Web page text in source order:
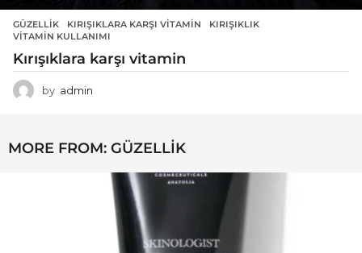
GÜZELLIK KIRIŞIKLARA KARŞI VITAMIN ,KIRIŞIKLIK
VITAMIN KULLANIMI
Kırışıklara karşı vitamin
by admin
MORE FROM: GÜZELLIK